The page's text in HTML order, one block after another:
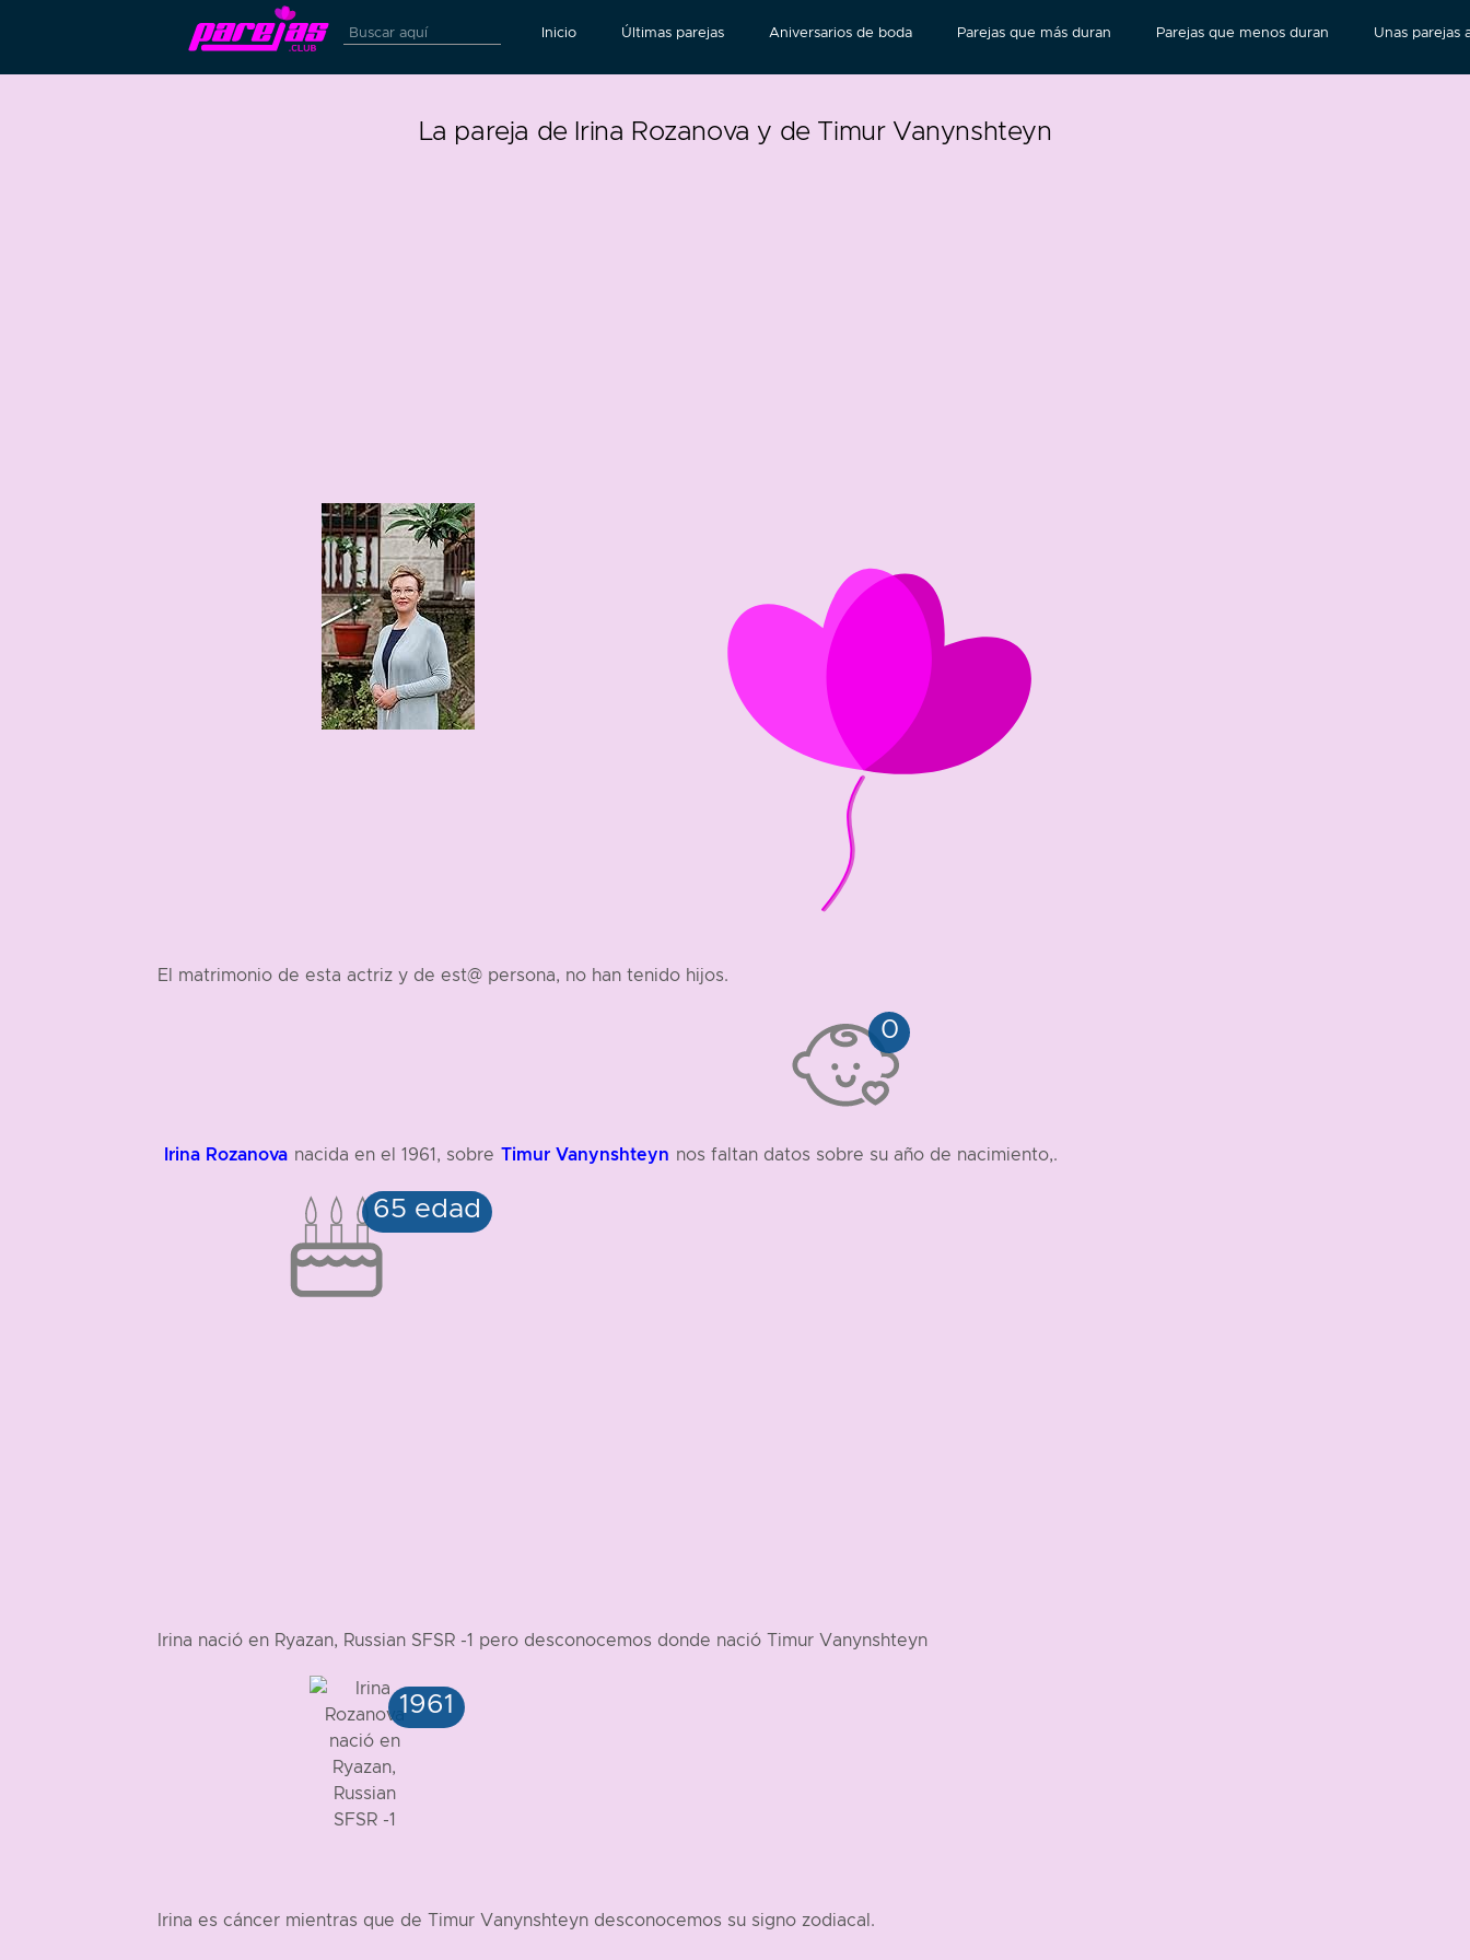
Inicio Últimas parejas Aniversarios de boda Parejas que más duran Parejas que menos duran Unas parejas
La pareja de Irina Rozanova y de Timur Vanynshteyn
El matrimonio de esta actriz y de est@ persona, no han tenido hijos.
Irina Rozanova nacida en el 1961, sobre Timur Vanynshteyn nos faltan datos sobre su año de nacimiento,.
Irina nació en Ryazan, Russian SFSR -1 pero desconocemos donde nació Timur Vanynshteyn
Irina es cáncer mientras que de Timur Vanynshteyn desconocemos su signo zodiacal.